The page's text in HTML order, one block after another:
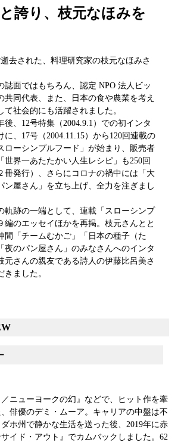
誇り、枝元なほみを
去された、料理研究家の枝元なほみさ
誌面ではもちろん、認定 NPO 法人ビッ
共同代表、また、日本の食や農業を考え
て社会的にも活躍されました。
後、12号特集（2004.9.1）での初インタ
に、17号（2004.11.15）から120回連載の
ローシンプルフード」が始まり、販売者
世界一あたたかい人生レシピ」も250回
冊発行）、さらにコロナの禍中には「大
ン屋さん」を立ち上げ、全力を注ぎまし
軌跡の一端として、連載「スローシンプ
編のエッセイほかを再掲。枝元さんとと
間「チームむかご」「日本の種子（た
夜のパン屋さん」のみなさんへのインタ
元さんの親友である詩人の伊藤比呂美さ
きました。
ニューヨークの幻』などで、ヒット作を牽
俳優のデミ・ムーア。キャリアの中盤は不
ホ州で静かな生活を送った後、2019年に赤
イド・アウト』でカムバックしました。62